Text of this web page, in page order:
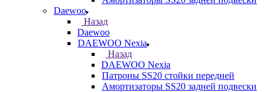
Daewoo
Назад
Daewoo
DAEWOO Nexia
Назад
DAEWOO Nexia
Патроны SS20 стойки передней
Амортизаторы SS20 задней подвески